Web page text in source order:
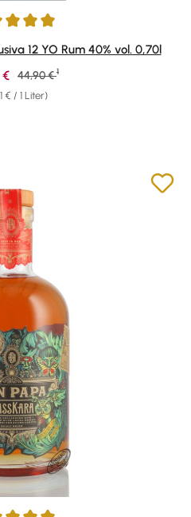
von 4.9 von 5 Sternen
12 YO Rum 40% vol. 0,70l
€ / 1 Liter)
Verkaufspreis:
Regulärer Preis:
44,90 € 1